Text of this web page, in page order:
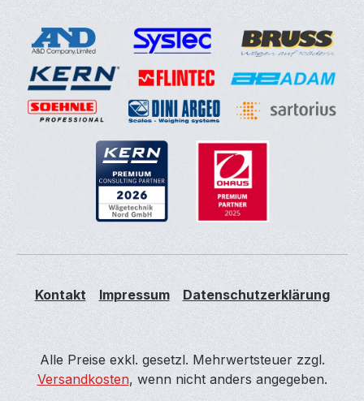
Kontakt Impressum Datenschutzerklärung
Alle Preise exkl. gesetzl. Mehrwertsteuer zzgl.
Versandkosten, wenn nicht anders angegeben.